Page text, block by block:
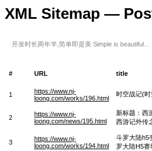
XML Sitemap —
开发时长两年半,简单即是美 Simple is beautiful...
# URL title
1
https://www.nj-
loong.com/works/196.html
时空战记(
2
https://www.nj-
loong.com/news/195.html
新标题：西
西游记外传
3
https://www.nj-
loong.com/works/194.html
斗罗大陆h5
罗大陆H5